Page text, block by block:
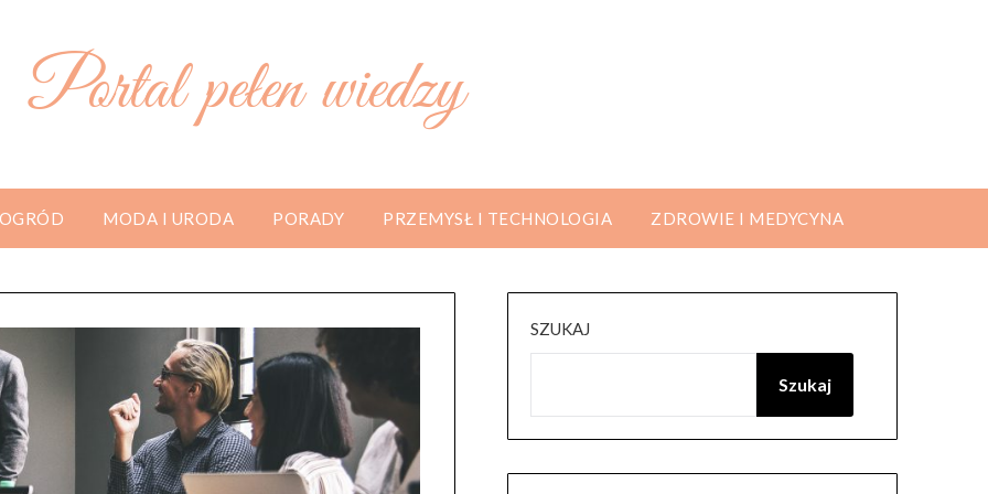
Portal pełen wiedzy
MODA I URODA PORADY PRZEMYSŁ I TECHNOLOGIA ZDROWIE I MEDYCYNA
SZUKAJ
Szukaj